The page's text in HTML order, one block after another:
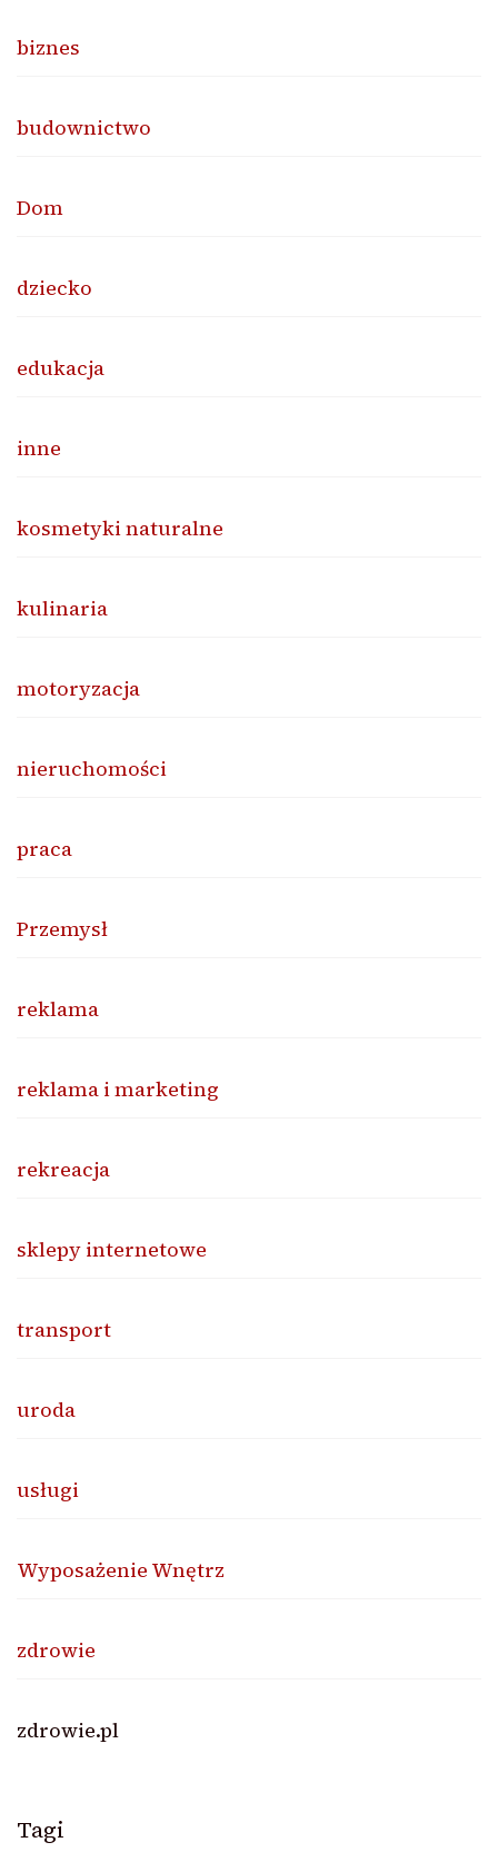
biznes
budownictwo
Dom
dziecko
edukacja
inne
kosmetyki naturalne
kulinaria
motoryzacja
nieruchomości
praca
Przemysł
reklama
reklama i marketing
rekreacja
sklepy internetowe
transport
uroda
usługi
Wyposażenie Wnętrz
zdrowie
zdrowie.pl
Tagi